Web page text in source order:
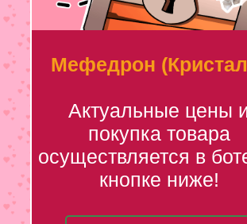
Мефедрон
Актуальные цены
покупка товара
осуществляется в
кнопке ниже!